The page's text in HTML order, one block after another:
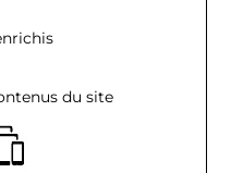
du site